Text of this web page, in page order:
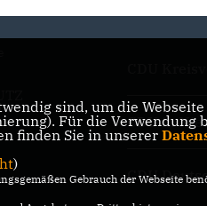
CDU in
CDU
sind, um die
Für die
finden Sie in unserer
)
Gebrauch der Webseite